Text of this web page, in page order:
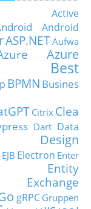
Active
Android
ASP.NETAufwa
Azure
Best
BPMN Busines
Citrix Clea
Dart Data
Design
EJB Electron Enter
Entity
Exchange
gRPC Gruppen